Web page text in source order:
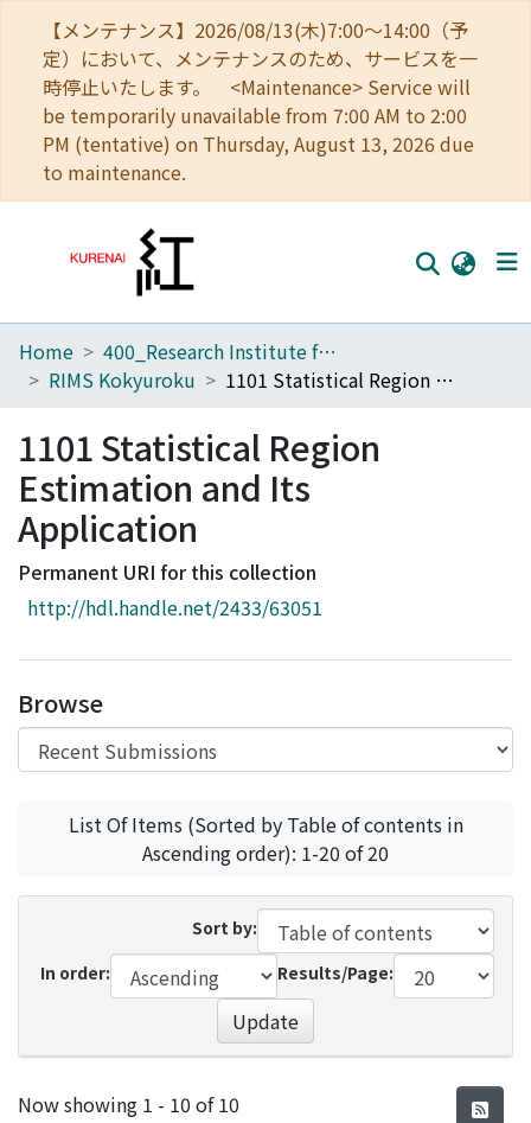
【メンテナンス】2026/08/13(木)7:00～14:00（予
定）において、メンテナンスのため、サービスを一
時停止いたします。 <Maintenance> Service will
be temporarily unavailable from 7:00 AM to 2:00
PM (tentative) on Thursday, August 13, 2026 due
to maintenance.
Home
Browse
Download Ranking
Access Statistics
Library Network
Home
400_Research Institute for Mathematical Sciences
RIMS Kokyuroku
1101 Statistical Region Estimation and Its Application
1101 Statistical Region
Estimation and Its
Application
Permanent URI for this collection
http://hdl.handle.net/2433/63051
Browse
List Of Items (Sorted by Table of contents in
Ascending order): 1-20 of 20
Sort by:
In order:
Results/Page:
Update
Recent Submissions
Now showing 1 - 10 of 10